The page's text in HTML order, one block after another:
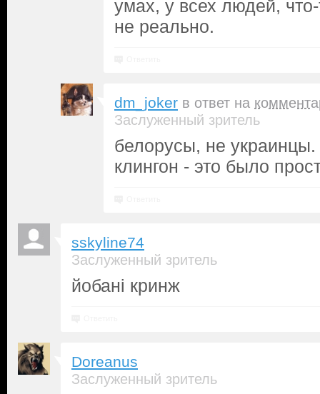
умах, у всех людей,
не реально.
dm_joker в ответ на
Заслуженный зритель
белорусы, не украинцы.
клингон - это было
sskyline74
Заслуженный зритель
йобанi кринж
Doreanus
Заслуженный зритель